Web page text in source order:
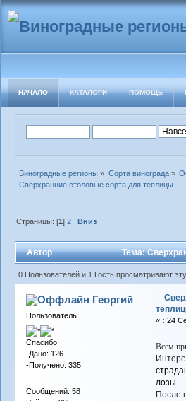
НАЧАЛО КАТАЛОГИ ПОМОЩЬ
Виноградные регионы » Сорта винограда»
Сверхранние столовые сорта для теплицы
Страницы: [1]2 Вниз
Автор Тема:
0 Пользователей и 1 Гость просматривают
Георгий
Пользователь
Спасибо
-Дано: 126
-Получено: 335
Сообщений: 58
« : 24
Всем
лозы.
После